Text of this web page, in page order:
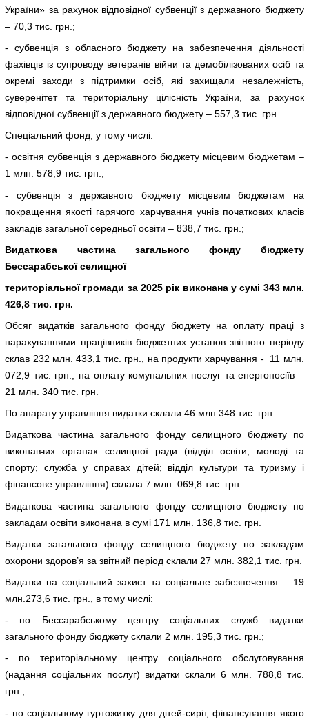
України» за рахунок відповідної субвенції з державного бюджету
– 70,3 тис. грн.;
- субвенція з обласного бюджету на забезпечення діяльності
фахівців із супроводу ветеранів війни та демобілізованих осіб та
окремі заходи з підтримки осіб, які захищали незалежність,
суверенітет та територіальну цілісність України, за рахунок
відповідної субвенції з державного бюджету – 557,3 тис. грн.
Спеціальний фонд, у тому числі:
- освітня субвенція з державного бюджету місцевим бюджетам –
1 млн. 578,9 тис. грн.;
- субвенція з державного бюджету місцевим бюджетам на
покращення якості гарячого харчування учнів початкових класів
закладів загальної середньої освіти – 838,7 тис. грн.;
Видаткова частина загального фонду бюджету
Бессарабської селищної
територіальної громади за 2025 рік виконана у сумі 343 млн.
426,8 тис. грн.
Обсяг видатків загального фонду бюджету на оплату праці з
нарахуваннями працівників бюджетних установ звітного періоду
склав 232 млн. 433,1 тис. грн., на продукти харчування - 11 млн.
072,9 тис. грн., на оплату комунальних послуг та енергоносіїв –
21 млн. 340 тис. грн.
По апарату управління видатки склали 46 млн.348 тис. грн.
Видаткова частина загального фонду селищного бюджету по
виконавчих органах селищної ради (відділ освіти, молоді та
спорту; служба у справах дітей; відділ культури та туризму і
фінансове управління) склала 7 млн. 069,8 тис. грн.
Видаткова частина загального фонду селищного бюджету по
закладам освіти виконана в сумі 171 млн. 136,8 тис. грн.
Видатки загального фонду селищного бюджету по закладам
охорони здоров’я за звітний період склали 27 млн. 382,1 тис. грн.
Видатки на соціальний захист та соціальне забезпечення – 19
млн.273,6 тис. грн., в тому числі:
- по Бессарабському центру соціальних служб видатки
загального фонду бюджету склали 2 млн. 195,3 тис. грн.;
- по територіальному центру соціального обслуговування
(надання соціальних послуг) видатки склали 6 млн. 788,8 тис.
грн.;
- по соціальному гуртожитку для дітей-сиріт, фінансування якого